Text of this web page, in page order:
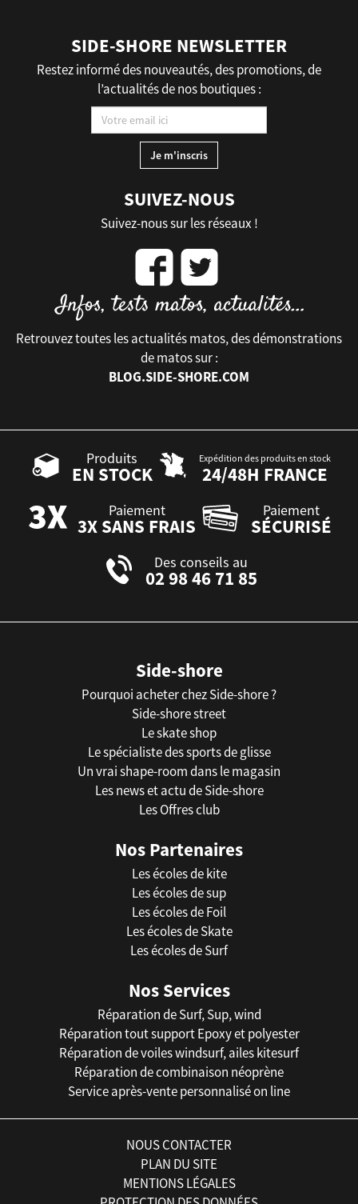
SIDE-SHORE NEWSLETTER
Restez informé des nouveautés, des promotions, de
l’actualités de nos boutiques :
SUIVEZ-NOUS
Suivez-nous sur les réseaux !
Retrouvez toutes les actualités matos, des démonstrations
de matos sur :
BLOG.SIDE-SHORE.COM
Produits
EN STOCK
Expédition des produits en stock
24/48H FRANCE
Paiement
3X SANS FRAIS
Paiement
SÉCURISÉ
Des conseils au
02 98 46 71 85
Side-shore
Pourquoi acheter chez Side-shore ?
Side-shore street
Le skate shop
Le spécialiste des sports de glisse
Un vrai shape-room dans le magasin
Les news et actu de Side-shore
Les Offres club
Nos Partenaires
Les écoles de kite
Les écoles de sup
Les écoles de Foil
Les écoles de Skate
Les écoles de Surf
Nos Services
Réparation de Surf, Sup, wind
Réparation tout support Epoxy et polyester
Réparation de voiles windsurf, ailes kitesurf
Réparation de combinaison néoprène
Service après-vente personnalisé on line
NOUS CONTACTER
PLAN DU SITE
MENTIONS LÉGALES